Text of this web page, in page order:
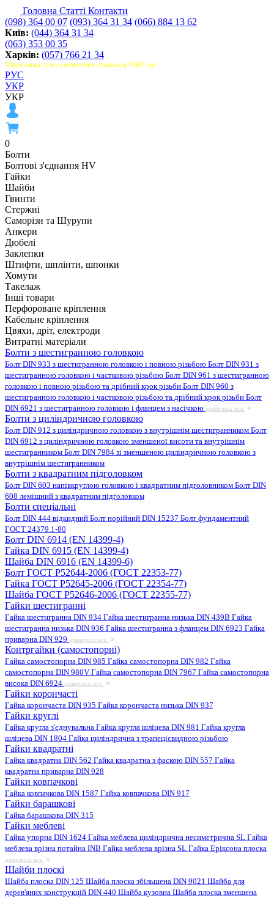
Головна Статті Контакти
(098) 364 00 07 (093) 364 31 34 (066) 884 13 62
Київ: (044) 364 31 34
(063) 353 00 35
Харків: (057) 766 21 34
Мінімальна сума замовлення становить 1000 грн
РУС
УКР
УКР
0
Болти
Болтові з'єднання HV
Гайки
Шайби
Гвинти
Стержні
Саморізи та Шурупи
Анкери
Дюбелі
Заклепки
Штифти, шплінти, шпонки
Хомути
Такелаж
Інші товари
Перфороване кріплення
Кабельне кріплення
Цвяхи, дріт, електроди
Витратні матеріали
Болти з шестигранною головкою
Болт DIN 933 з шестигранною головкою і повною різьбою Болт DIN 931 з
шестигранною головкою і частковою різьбою Болт DIN 961 з шестигранною
головкою і повною різьбою та дрібний крок різьби Болт DIN 960 з
шестигранною головкою і частковою різьбою та дрібний крок різьби Болт
DIN 6921 з шестигранною головкою і фланцем з насічкою дивитись все
Болти з циліндричною головкою
Болт DIN 912 з циліндричною головкою з внутрішнім шестигранником Болт
DIN 6912 з циліндричною головкою зменшеної висоти та внутрішнім
шестигранником Болт DIN 7984 зі зменшеною циліндричною головкою з
внутрішнім шестигранником
Болти з квадратним підголовком
Болт DIN 603 напівкруглою головкою і квадратним підголовником Болт DIN
608 лемішний з квадратним підголовком
Болти спеціальні
Болт DIN 444 відкидний Болт норійний DIN 15237 Болт фундаментний
ГОСТ 24379.1-80
Болт DIN 6914 (EN 14399-4)
Гайка DIN 6915 (EN 14399-4)
Шайба DIN 6916 (EN 14399-6)
Болт ГОСТ Р52644-2006 (ГОСТ 22353-77)
Гайка ГОСТ Р52645-2006 (ГОСТ 22354-77)
Шайба ГОСТ Р52646-2006 (ГОСТ 22355-77)
Гайки шестигранні
Гайка шестигранна DIN 934 Гайка шестигранна низька DIN 439B Гайка
шестигранна низька DIN 936 Гайка шестигранна з фланцем DIN 6923 Гайка
приварна DIN 929 дивитись все
Контргайки (самостопорні)
Гайка самостопорна DIN 985 Гайка самостопорна DIN 982 Гайка
самостопорна DIN 980V Гайка самостопорна DIN 7967 Гайка самостопорна
висока DIN 6924 дивитись все
Гайки корончасті
Гайка корончаста DIN 935 Гайка корончаста низька DIN 937
Гайки круглі
Гайка кругла з'єднувальна Гайка кругла шліцева DIN 981 Гайка кругла
шліцева DIN 1804 Гайка циліндрична з трапецієвидною різьбою
Гайки квадратні
Гайка квадратна DIN 562 Гайка квадратна з фаскою DIN 557 Гайка
квадратна приварна DIN 928
Гайки ковпачкові
Гайка ковпачкова DIN 1587 Гайка ковпачкова DIN 917
Гайки барашкові
Гайка барашкова DIN 315
Гайки меблеві
Гайка упорна DIN 1624 Гайка меблева циліндрична несиметрична SL Гайка
меблева врізна потайна INB Гайка меблева врізна SL Гайка Еріксона плоска
дивитись все
Шайби плоскі
Шайба плоска DIN 125 Шайба плоска збільшена DIN 9021 Шайба для
дерев'яних конструкцій DIN 440 Шайба кузовна Шайба плоска зменшена